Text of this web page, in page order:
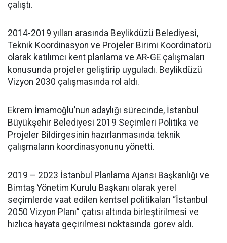
çalıştı.
2014-2019 yılları arasında Beylikdüzü Belediyesi,
Teknik Koordinasyon ve Projeler Birimi Koordinatörü
olarak katılımcı kent planlama ve AR-GE çalışmaları
konusunda projeler geliştirip uyguladı. Beylikdüzü
Vizyon 2030 çalışmasında rol aldı.
Ekrem İmamoğlu’nun adaylığı sürecinde, İstanbul
Büyükşehir Belediyesi 2019 Seçimleri Politika ve
Projeler Bildirgesinin hazırlanmasında teknik
çalışmaların koordinasyonunu yönetti.
2019 – 2023 İstanbul Planlama Ajansı Başkanlığı ve
Bimtaş Yönetim Kurulu Başkanı olarak yerel
seçimlerde vaat edilen kentsel politikaları “İstanbul
2050 Vizyon Planı” çatısı altında birleştirilmesi ve
hızlıca hayata geçirilmesi noktasında görev aldı.